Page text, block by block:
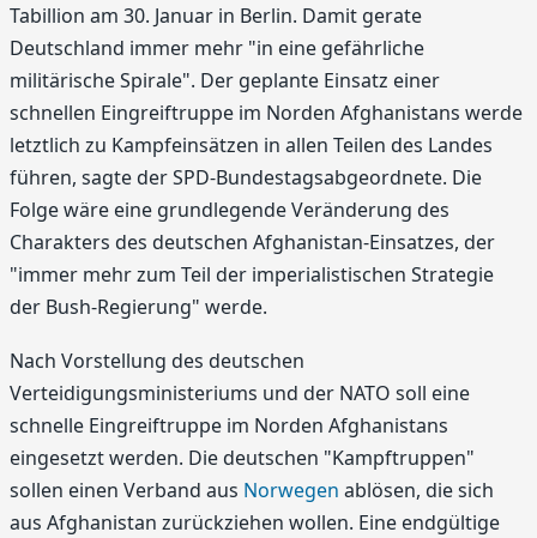
Tabillion am 30. Januar in Berlin. Damit gerate
Deutschland immer mehr "in eine gefährliche
militärische Spirale". Der geplante Einsatz einer
schnellen Eingreiftruppe im Norden Afghanistans werde
letztlich zu Kampfeinsätzen in allen Teilen des Landes
führen, sagte der SPD-Bundestagsabgeordnete. Die
Folge wäre eine grundlegende Veränderung des
Charakters des deutschen Afghanistan-Einsatzes, der
"immer mehr zum Teil der imperialistischen Strategie
der Bush-Regierung" werde.
Nach Vorstellung des deutschen
Verteidigungsministeriums und der NATO soll eine
schnelle Eingreiftruppe im Norden Afghanistans
eingesetzt werden. Die deutschen "Kampftruppen"
sollen einen Verband aus Norwegen ablösen, die sich
aus Afghanistan zurückziehen wollen. Eine endgültige